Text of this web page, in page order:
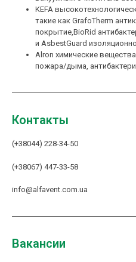
KEFA
такие как GrafoTherm
покрытие,BioRid
и AsbestGuard
Alron химические
пожара/дыма,
Контакты
(+38044) 228-34-50
(+38067) 447-33-58
info@alfavent.com.ua
Вакансии